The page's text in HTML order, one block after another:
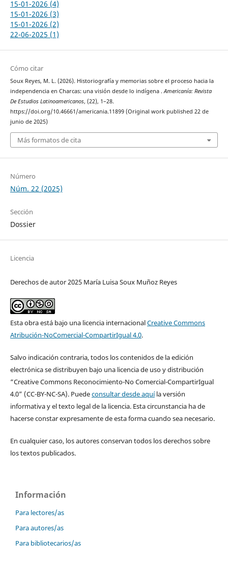
15-01-2026 (4)
15-01-2026 (3)
15-01-2026 (2)
22-06-2025 (1)
Cómo citar
Soux Reyes, M. L. (2026). Historiografía y memorias sobre el proceso hacia la
independencia en Charcas: una visión desde lo indígena .Americanía: Revista
De Estudios Latinoamericanos, (22), 1–28.
https://doi.org/10.46661/americania.11899 (Original work published 22 de
junio de 2025)
Más formatos de cita
Número
Núm. 22 (2025)
Sección
Dossier
Licencia
Derechos de autor 2025 María Luisa Soux Muñoz Reyes
Esta obra está bajo una licencia internacionalCreative Commons
Atribución-NoComercial-CompartirIgual 4.0.
Salvo indicación contraria, todos los contenidos de la edición
electrónica se distribuyen bajo una licencia de uso y distribución
“Creative Commons Reconocimiento-No Comercial-CompartirIgual
4.0” (CC-BY-NC-SA). Puedeconsultar desde aquíla versión
informativa y el texto legal de la licencia. Esta circunstancia ha de
hacerse constar expresamente de esta forma cuando sea necesario.
En cualquier caso, los autores conservan todos los derechos sobre
los textos publicados.
Información
Para lectores/as
Para autores/as
Para bibliotecarios/as